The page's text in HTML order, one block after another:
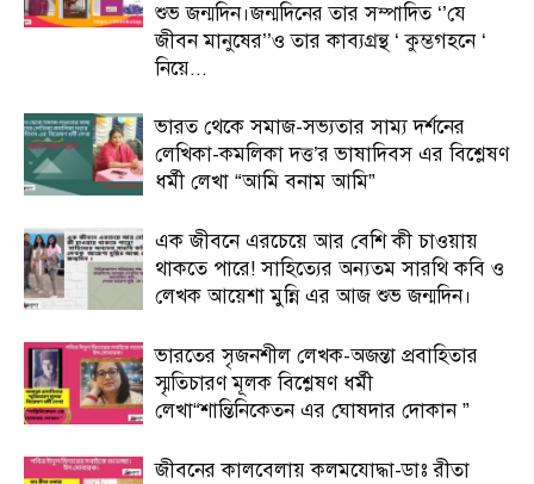
শুভ জন্মদিন।জন্মদিনের তার সম্পাদিত ‘’যে
জীবন মানুষের’’ও তার কাব্যগ্রন্থ ‘ কুম্ভগহনে ‘
নিয়ে...
ভারত থেকে সমাজ-সভ্যতার সাম্য দর্শনের
লেখিকা-কমলিকা দত্ত’র ভাষাদিবস এর বিশ্লেষণ
ধর্মী লেখা “আমি বনাম আমি”
এক জীবনে এরচেয়ে আর বেশি কী চাওয়ায়
থাকতে পারে! সাহিত্যের অন্যতম সারথি কবি ও
লেখক আয়েশা মুন্নি এর আজ শুভ জন্মদিন।
ভারতের সৃজনশীল লেখক-অজন্তা প্রবাহিতার
স্মৃতিচারণ মূলক বিশ্লেষণ ধর্মী
লেখা“শান্তিনিকেতন এর ঘোষদার দোকান ”
জীবনের কালবেলায় কলমযোদ্ধা-ডাঃ রীতা